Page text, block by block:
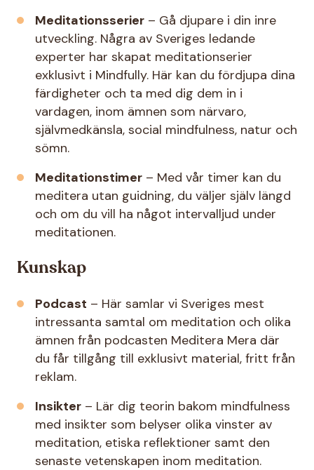
Meditationsserier – Gå djupare i din inre
utveckling. Några av Sveriges ledande
experter har skapat meditationserier
exklusivt i Mindfully. Här kan du fördjupa dina
färdigheter och ta med dig dem in i
vardagen, inom ämnen som närvaro,
självmedkänsla, social mindfulness, natur och
sömn.
Meditationstimer – Med vår timer kan du
meditera utan guidning, du väljer själv längd
och om du vill ha något intervalljud under
meditationen.
Kunskap
Podcast – Här samlar vi Sveriges mest
intressanta samtal om meditation och olika
ämnen från podcasten Meditera Mera där
du får tillgång till exklusivt material, fritt från
reklam.
Insikter – Lär dig teorin bakom mindfulness
med insikter som belyser olika vinster av
meditation, etiska reflektioner samt den
senaste vetenskapen inom meditation.